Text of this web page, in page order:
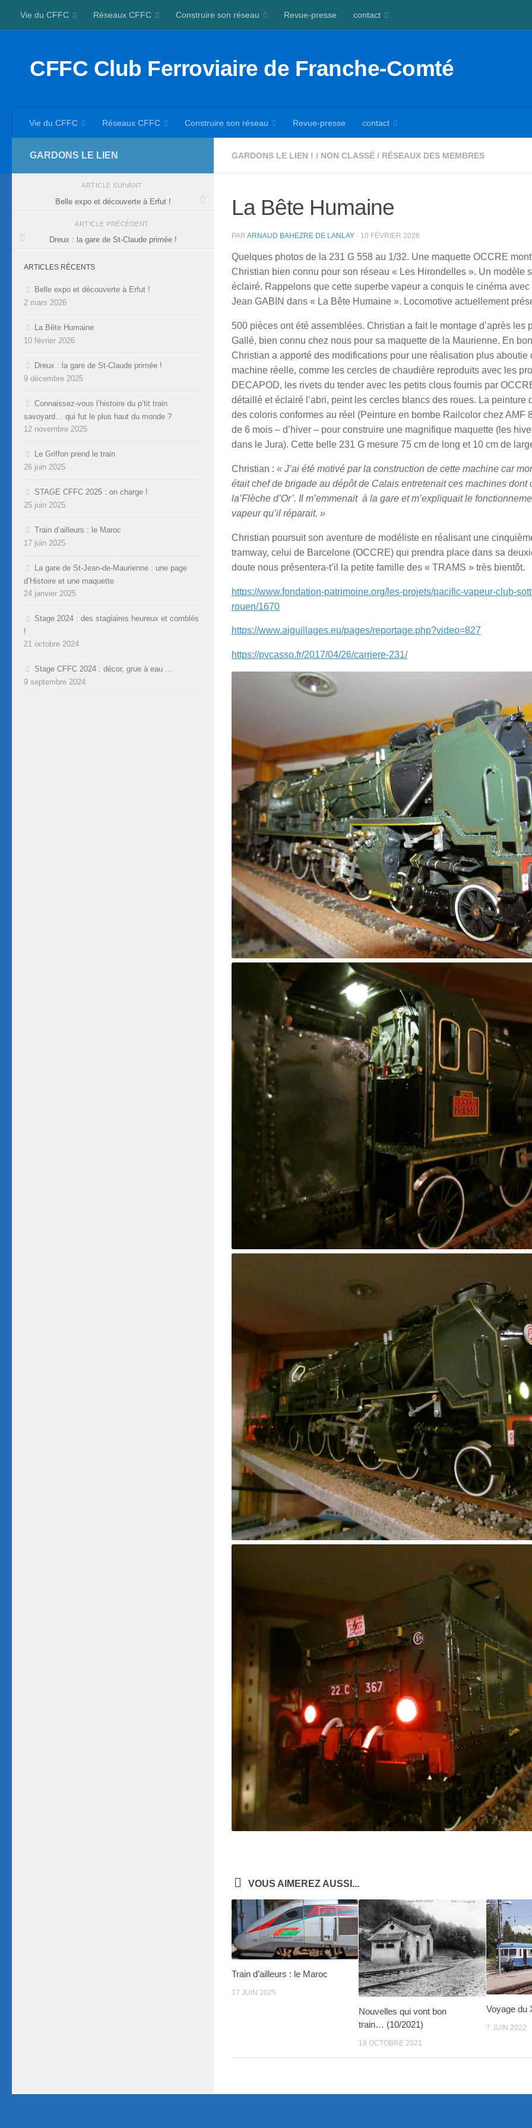
Skip to content
Vie du CFFC Réseaux CFFC Construire son réseau Revue-presse contact
CFFC Club Ferroviaire de Franche-Comté
Vie du CFFC Réseaux CFFC Construire son réseau Revue-presse contact
GARDONS LE LIEN ! / NON CLASSÉ / RÉSEAUX DES MEMBRES
La Bête Humaine
PAR ARNAUD BAHEZRE DE LANLAY · 10 FÉVRIER 2026
Quelques photos de la 231 G 558 au 1/32. Une maquette OCCRE
Christian bien connu pour son réseau « Les Hirondelles ». Un modèle
éclairé. Rappelons que cette superbe vapeur a conquis le cinéma
Jean GABIN dans « La Bête Humaine ». Locomotive actuellement
500 pièces ont été assemblées. Christian a fait le montage d’après les
Gallé, bien connu chez nous pour sa maquette de la Maurienne. En
Christian a apporté des modifications pour une réalisation plus aboutie
machine réelle, comme les cercles de chaudière reproduits avec les
DECAPOD, les rivets du tender avec les petits clous fournis par
détaillé et éclairé l’abri, peint les cercles blancs des roues. La peinture
des coloris conformes au réel (Peinture en bombe Railcolor chez AMF
de 6 mois – d’hiver – pour construire une magnifique maquette (les
dans le Jura). Cette belle 231 G mesure 75 cm de long et 10 cm de
Christian : « J’ai été motivé par la construction de cette machine car
était chef de brigade au dépôt de Calais entretenait ces machines dont
la’Flèche d’Or’. Il m’emmenait à la gare et m’expliquait le
vapeur qu’il réparait. »
Christian poursuit son aventure de modéliste en réalisant une
tramway, celui de Barcelone (OCCRE) qui prendra place dans sa
doute nous présentera-t’il la petite famille des « TRAMS » très bientôt.
https://www.fondation-patrimoine.org/les-projets/pacific-vapeur-club-
rouen/1670
https://www.aiguillages.eu/pages/reportage.php?video=827
https://pvcasso.fr/2017/04/26/carriere-231/
VOUS AIMEREZ AUSSI...
Train d’ailleurs : le Maroc
17 JUIN 2025
Nouvelles qui vont bon
train… (10/2021)
18 OCTOBRE 2021
Voyage du
7 JUIN 2022
GARDONS LE LIEN
ARTICLE SUIVANT
Belle expo et découverte à Erfut !
ARTICLE PRÉCÉDENT
Dreux : la gare de St-Claude primée !
ARTICLES RÉCENTS
Belle expo et découverte à Erfut !
2 mars 2026
La Bête Humaine
10 février 2026
Dreux : la gare de St-Claude primée !
9 décembre 2025
Connaissez-vous l’histoire du p’tit train
savoyard… qui fut le plus haut du monde ?
12 novembre 2025
Le Griffon prend le train
26 juin 2025
STAGE CFFC 2025 : on charge !
25 juin 2025
Train d’ailleurs : le Maroc
17 juin 2025
La gare de St-Jean-de-Maurienne : une page
d’Histoire et une maquette
24 janvier 2025
Stage 2024 : des stagiaires heureux et comblés
!
21 octobre 2024
Stage CFFC 2024 : décor, grue à eau …
9 septembre 2024